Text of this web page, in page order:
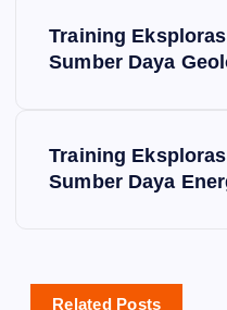
a
Training
Sumber Daya
Training
Sumber Daya
Related Posts